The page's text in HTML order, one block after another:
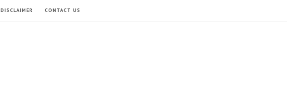
DISCLAIMER CONTACT US